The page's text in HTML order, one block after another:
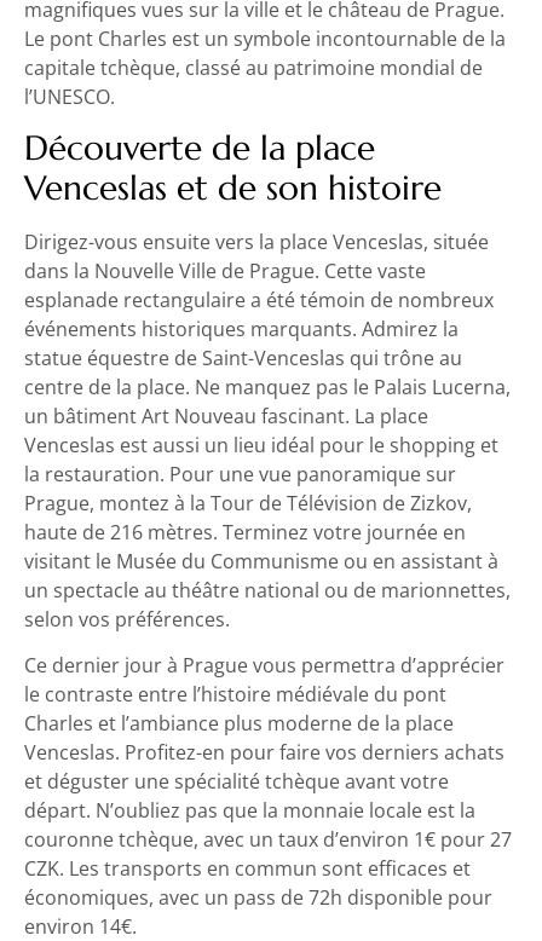
magnifiques vues sur la ville et le château de Prague.
Le pont Charles est un symbole incontournable de la
capitale tchèque, classé au patrimoine mondial de
l’UNESCO.
Découverte de la place
Venceslas et de son histoire
Dirigez-vous ensuite vers la place Venceslas, située
dans la Nouvelle Ville de Prague. Cette vaste
esplanade rectangulaire a été témoin de nombreux
événements historiques marquants. Admirez la
statue équestre de Saint-Venceslas qui trône au
centre de la place. Ne manquez pas le Palais Lucerna,
un bâtiment Art Nouveau fascinant. La place
Venceslas est aussi un lieu idéal pour le shopping et
la restauration. Pour une vue panoramique sur
Prague, montez à la Tour de Télévision de Zizkov,
haute de 216 mètres. Terminez votre journée en
visitant le Musée du Communisme ou en assistant à
un spectacle au théâtre national ou de marionnettes,
selon vos préférences.
Ce dernier jour à Prague vous permettra d’apprécier
le contraste entre l’histoire médiévale du pont
Charles et l’ambiance plus moderne de la place
Venceslas. Profitez-en pour faire vos derniers achats
et déguster une spécialité tchèque avant votre
départ. N’oubliez pas que la monnaie locale est la
couronne tchèque, avec un taux d’environ 1€ pour 27
CZK. Les transports en commun sont efficaces et
économiques, avec un pass de 72h disponible pour
environ 14€.